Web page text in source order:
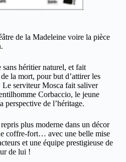
de la Madeleine voire la pièce
héritier naturel, et fait
la mort, pour but d’attirer les
Le serviteur Mosca fait saliver
Corbaccio, le jeune
perspective de l’héritage.
plus moderne dans un décor
coffre-fort… avec une belle mise
et une équipe prestigieuse de
de lui !